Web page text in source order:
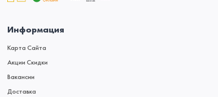
Информация
Карта Сайта
Акции Скидки
Вакансии
Доставка